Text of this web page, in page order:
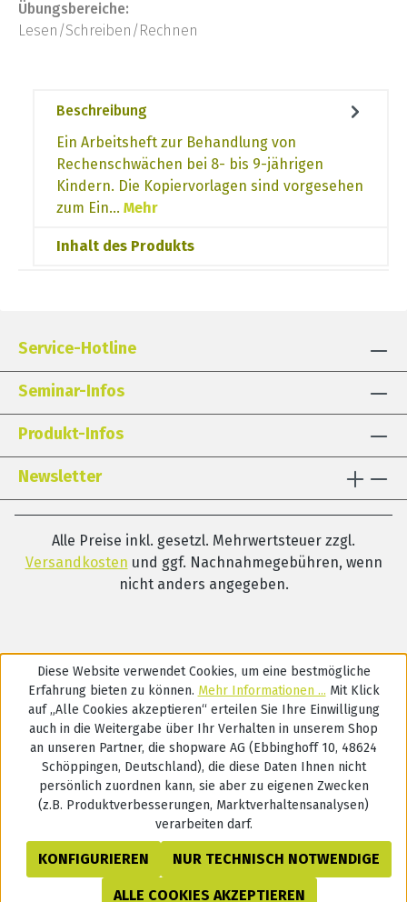
Übungsbereiche:
Lesen/Schreiben/Rechnen
Beschreibung
Ein Arbeitsheft zur Behandlung von
Rechenschwächen bei 8- bis 9-jährigen
Kindern. Die Kopiervorlagen sind vorgesehen
zum Ein… Mehr
Inhalt des Produkts
Service-Hotline
Seminar-Infos
Produkt-Infos
Newsletter
Alle Preise inkl. gesetzl. Mehrwertsteuer zzgl.
Versandkosten und ggf. Nachnahmegebühren, wenn
nicht anders angegeben.
Diese Website verwendet Cookies, um eine bestmögliche
Erfahrung bieten zu können. Mehr Informationen ... Mit Klick
auf „Alle Cookies akzeptieren“ erteilen Sie Ihre Einwilligung
auch in die Weitergabe über Ihr Verhalten in unserem Shop
an unseren Partner, die shopware AG (Ebbinghoff 10, 48624
Schöppingen, Deutschland), die diese Daten Ihnen nicht
persönlich zuordnen kann, sie aber zu eigenen Zwecken
(z.B. Produktverbesserungen, Marktverhaltensanalysen)
verarbeiten darf.
NUR TECHNISCH NOTWENDIGE
KONFIGURIEREN
ALLE COOKIES AKZEPTIEREN